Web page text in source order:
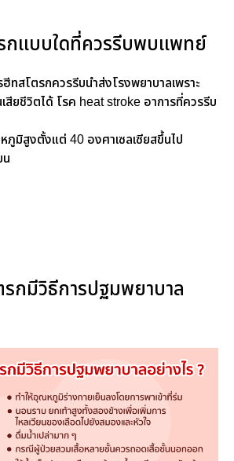
กแบบใดที่ควรรีบพบแพทย์
ทสโตรกควรรีบนำส่งโรงพยาบาลเพราะ
สียชีวิตได้ โรค heat stroke อาการที่ควรรีบ
ภูมิสูงตั้งแต่ 40 องศาเซลเซียสขึ้นไป
น
รกมีวิธีการปฐมพยาบาล